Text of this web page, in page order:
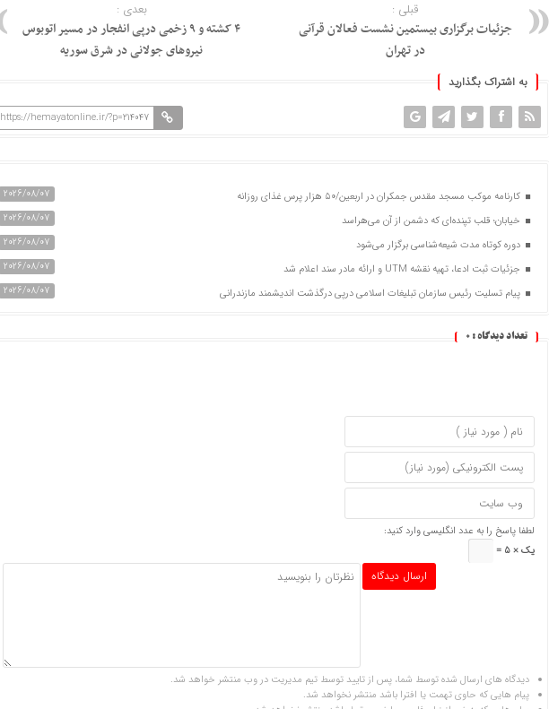
بعدی :
۴ کشته و ۹ زخمی درپی انفجار در مسیر اتوبوس
نیروهای جولانی در شرق سوریه
قبلی :
جزئیات برگزاری بیستمین نشست فعالان قرآنی
در تهران
به اشتراک بگذارید
https://hemayatonline.ir/?p=214047
کارنامه موکب مسجد مقدس جمکران در اربعین/۵۰ هزار پرس غذای روزانه
2026/08/07
خیابان؛ قلب تپنده‌ای که دشمن از آن می‌هراسد
2026/08/07
دوره کوتاه مدت شیعه‌شناسی برگزار می‌شود
2026/08/07
جزئیات ثبت ادعا، تهیه نقشه UTM و ارائه مادر سند اعلام شد
2026/08/07
پیام تسلیت رئیس سازمان تبلیغات اسلامی درپی درگذشت اندیشمند مازندرانی
2026/08/07
تعداد دیدگاه : 0
لطفا پاسخ را به عدد انگلیسی وارد کنید:
یک × 5 =
دیدگاه های ارسال شده توسط شما، پس از تایید توسط تیم مدیریت در وب منتشر خواهد شد.
پیام هایی که حاوی تهمت یا افترا باشد منتشر نخواهد شد.